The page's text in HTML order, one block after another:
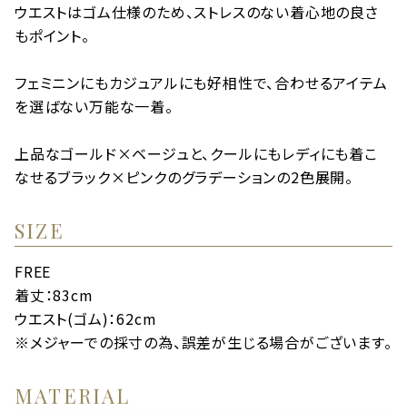
ウエストはゴム仕様のため、ストレスのない着心地の良さ
もポイント。
フェミニンにもカジュアルにも好相性で、合わせるアイテム
を選ばない万能な一着。
上品なゴールド×ベージュと、クールにもレディにも着こ
なせるブラック×ピンクのグラデーションの2色展開。
SIZE
FREE
着丈：83cm
ウエスト(ゴム)：62cm
※メジャーでの採寸の為、誤差が生じる場合がございます。
MATERIAL